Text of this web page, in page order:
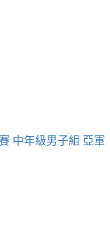
中年級男子組 亞軍